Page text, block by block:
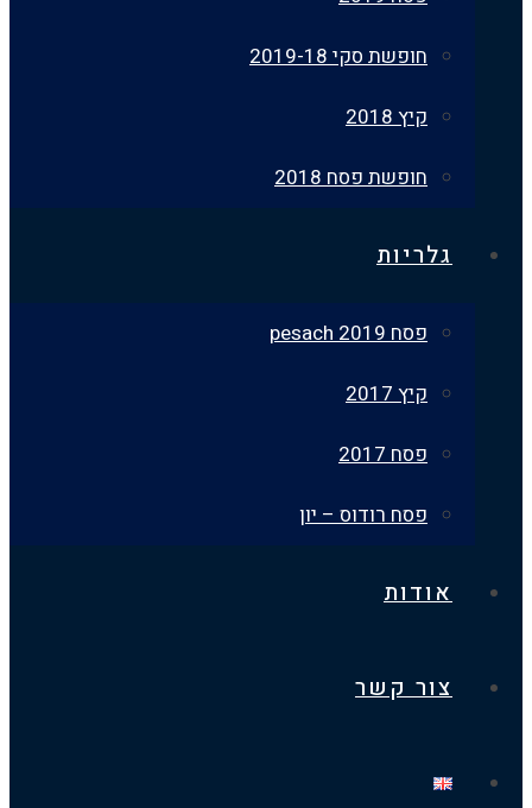
חופשת סקי 2019-18
חופשת פסח 2018
גלריות
פסח רודוס – יון
אודות
צור קשר